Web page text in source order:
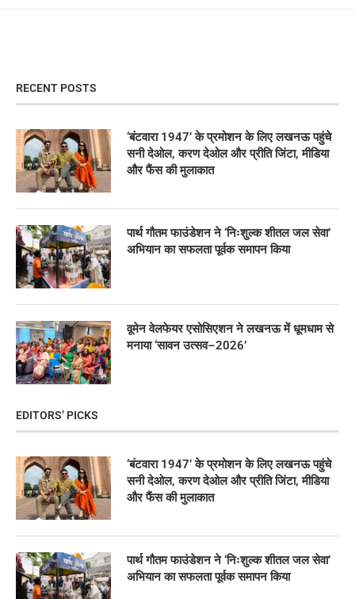
RECENT POSTS
‘बंटवारा 1947’ के प्रमोशन के लिए लखनऊ पहुंचे
सनी देओल, करण देओल और प्रीति जिंटा, मीडिया
और फैंस की मुलाकात
पार्थ गौतम फाउंडेशन ने ‘निःशुल्क शीतल जल सेवा’
अभियान का सफलता पूर्वक समापन किया
वूमेन वेलफेयर एसोसिएशन ने लखनऊ में धूमधाम से
मनाया ‘सावन उत्सव–2026’
EDITORS’ PICKS
‘बंटवारा 1947’ के प्रमोशन के लिए लखनऊ पहुंचे
सनी देओल, करण देओल और प्रीति जिंटा, मीडिया
और फैंस की मुलाकात
पार्थ गौतम फाउंडेशन ने ‘निःशुल्क शीतल जल सेवा’
अभियान का सफलता पूर्वक समापन किया